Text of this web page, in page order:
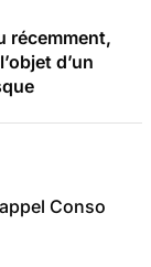
récemment,
d’un
Conso